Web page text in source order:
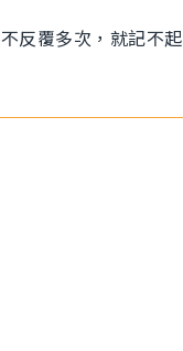
反覆多次，就記不